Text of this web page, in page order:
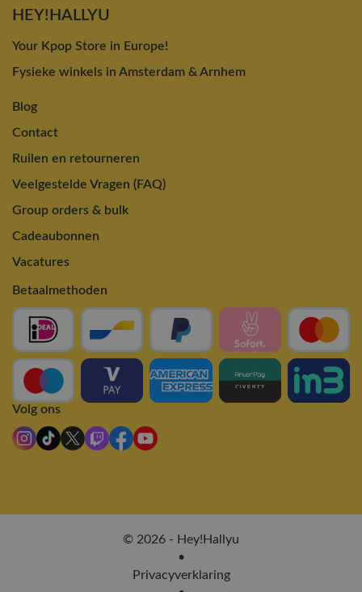
HEY!HALLYU
Your Kpop Store in Europe!
Fysieke winkels in Amsterdam & Arnhem
Blog
Contact
Ruilen en retourneren
Veelgestelde Vragen (FAQ)
Group orders & bulk
Cadeaubonnen
Vacatures
Betaalmethoden
Volg ons
© 2026 - Hey!Hallyu
•
Privacyverklaring